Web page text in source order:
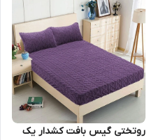
روتختی گیس بافت کشدار یک